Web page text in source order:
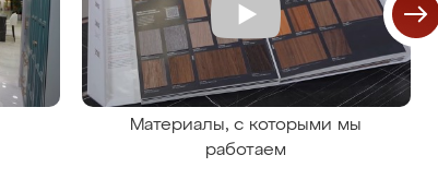
Материалы, с которыми мы
работаем